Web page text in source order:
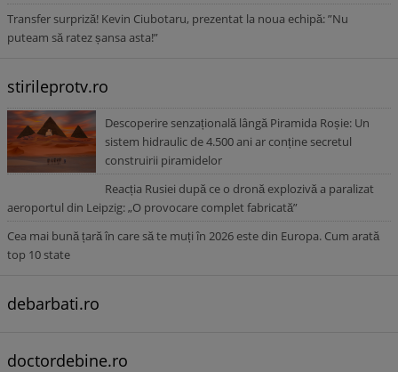
Transfer surpriză! Kevin Ciubotaru, prezentat la noua echipă: ”Nu
puteam să ratez șansa asta!”
stirileprotv.ro
Descoperire senzațională lângă Piramida Roșie: Un
sistem hidraulic de 4.500 ani ar conține secretul
construirii piramidelor
Reacția Rusiei după ce o dronă explozivă a paralizat
aeroportul din Leipzig: „O provocare complet fabricată”
Cea mai bună țară în care să te muți în 2026 este din Europa. Cum arată
top 10 state
debarbati.ro
doctordebine.ro